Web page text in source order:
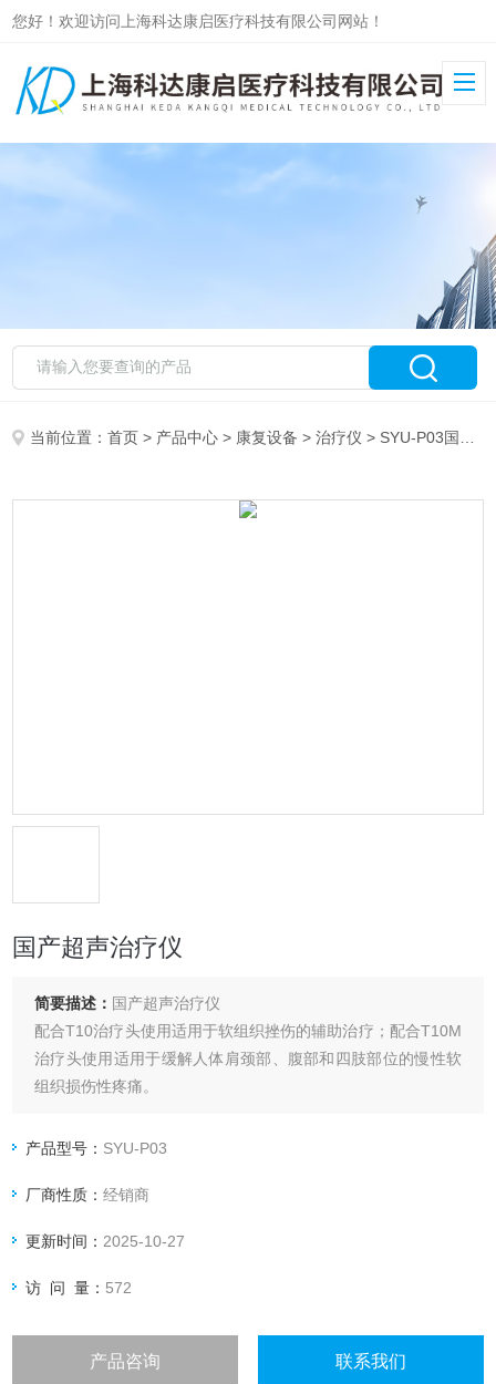
您好！欢迎访问上海科达康启医疗科技有限公司网站！
当前位置：首页 > 产品中心 > 康复设备 >治疗仪 > SYU-P03国产超声治疗仪
国产超声治疗仪
简要描述： 国产超声治疗仪
配合T10治疗头使用适用于软组织挫伤的辅助治疗；配合T10M
治疗头使用适用于缓解人体肩颈部、腹部和四肢部位的慢性软
组织损伤性疼痛。
产品型号： SYU-P03
厂商性质：经销商
更新时间： 2025-10-27
访 问 量： 572
产品咨询 联系我们